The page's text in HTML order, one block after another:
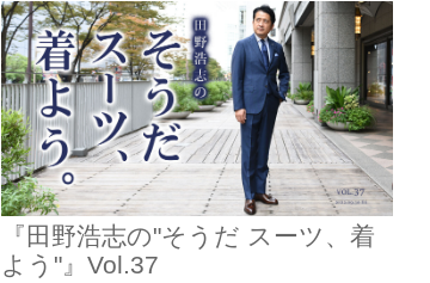
『田野浩志の"そうだ スーツ、着
よう"』Vol.37